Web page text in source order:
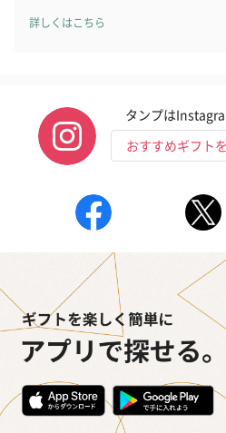
詳しくはこちら
タンプは
おすすめギフト